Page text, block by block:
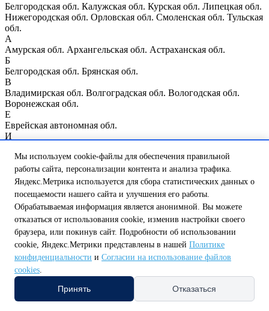
Белгородская обл. Калужская обл. Курская обл. Липецкая обл.
Нижегородская обл. Орловская обл. Смоленская обл. Тульская
обл.
А
Амурская обл. Архангельская обл. Астраханская обл.
Б
Белгородская обл. Брянская обл.
В
Владимирская обл. Волгоградская обл. Вологодская обл.
Воронежская обл.
Е
Еврейская автономная обл.
И
Казань Калининградская обл. Калужская обл. Кемеровская
обл. Кировская обл. Костромская обл. Курганская обл. Курск
Ленинградская обл. Липецкая обл.
Магаданская обл. Москва Москва и Московская обл.
Мурманская обл.
Нижегородская обл.
Новосибирская обл.
Омская обл.
Оренбургская обл.
Мы используем cookie-файлы для обеспечения правильной
работы сайта, персонализации контента и анализа трафика.
Яндекс.Метрика используется для сбора статистических данных о
посещаемости нашего сайта и улучшения его работы.
Обрабатываемая информация является анонимной. Вы можете
отказаться от использования cookie, изменив настройки своего
браузера, или покинув сайт. Подробности об использовании
cookie, Яндекс.Метрики представлены в нашей Политике
конфиденциальности и Согласии на использование файлов
cookies.
Принять Отказаться